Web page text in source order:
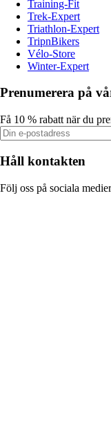
Training-Fit
Trek-Expert
Triathlon-Expert
TripnBikers
Vélo-Store
Winter-Expert
Prenumerera på
Få 10 % rabatt när du
Håll kontakten
Följ oss på sociala medier